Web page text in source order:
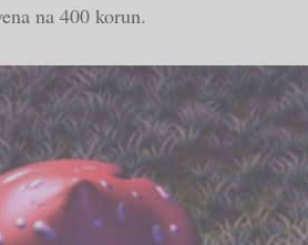
na 400 korun.